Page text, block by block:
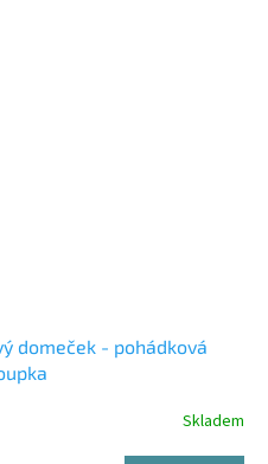
domeček - pohádková
Skladem